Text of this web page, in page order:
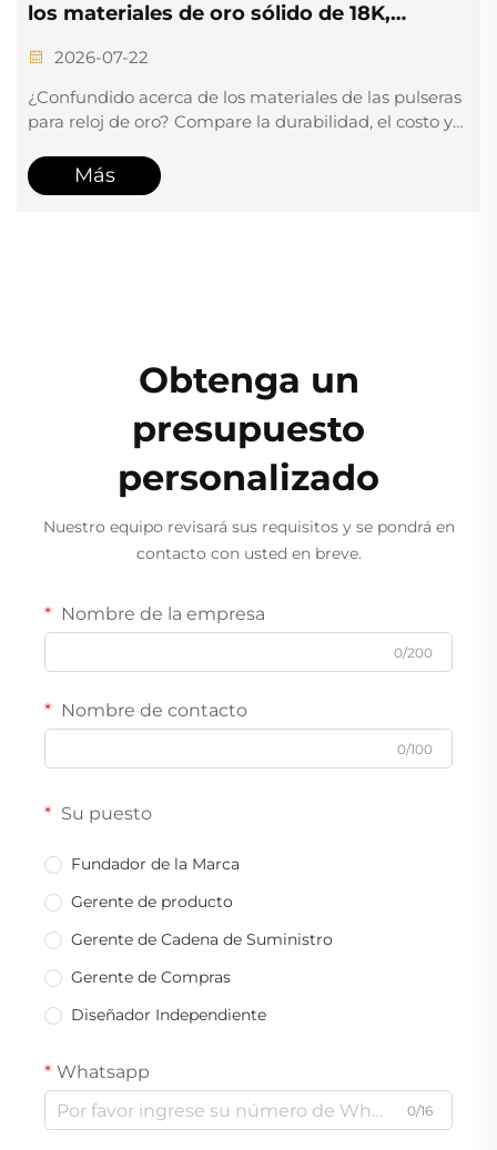
sólido de 18K,
personalizada
materiales de las pulseras
la durabilidad, el costo y
en oro. Descubra
personalizada para
por qué las marcas
Las exportaciones suizas
que la fabricación de
Obtenga un
presupuesto
personalizado
Nuestro equipo revisará sus requisitos y se pondrá en
contacto con usted en breve.
Nombre de la empresa
0/200
Nombre de contacto
0/100
Su puesto
Fundador de la Marca
Gerente de producto
Gerente de Cadena de Suministro
Gerente de Compras
Diseñador Independiente
Whatsapp
0/16